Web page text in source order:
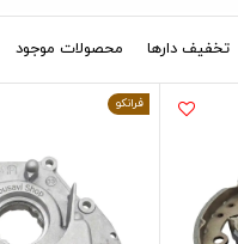
تخفیف دارها محصولات موجود
فرانکو